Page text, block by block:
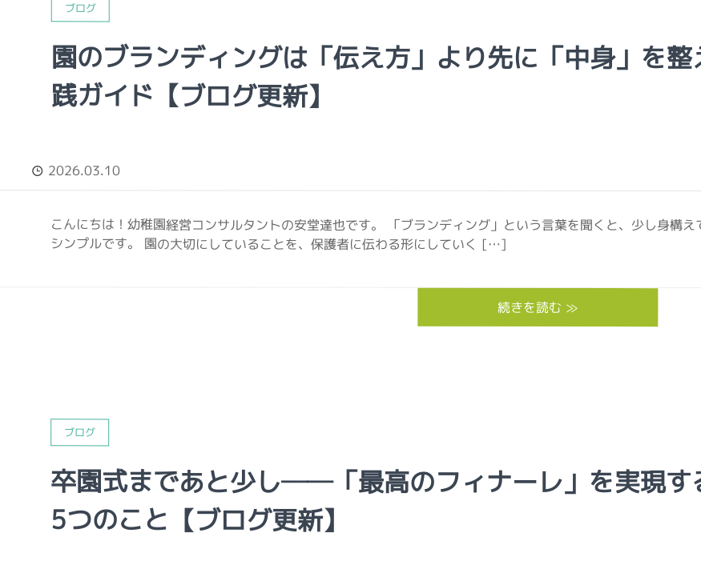
ブログ
園のブランディングは「伝え方」より先に「中身」を
践ガイド【ブログ更新】
2026.03.10
こんにちは！幼稚園経営コンサルタントの安堂達也です。 「ブランディング」という言葉を聞くと、少し身構
シンプルです。 園の大切にしていることを、保護者に伝わる形にしていく […]
続きを読む ≫
ブログ
卒園式まであと少し──「最高のフィナーレ」を実現す
5つのこと【ブログ更新】